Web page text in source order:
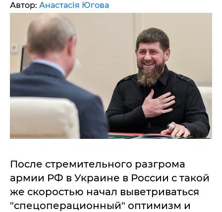
Автор: Анастасія Югова
После стремительного разгрома
армии РФ в Украине в России с такой
же скоростью начал выветриваться
"спецоперационный" оптимизм и